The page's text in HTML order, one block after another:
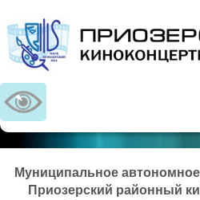
Муниципальное
Приозерский районный
Предыдущий
Предыдущий
Следующий
Следующий